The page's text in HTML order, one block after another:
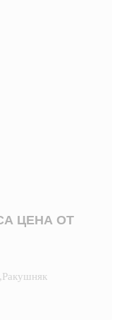
ЦЕНА ОТ
,Ракушняк